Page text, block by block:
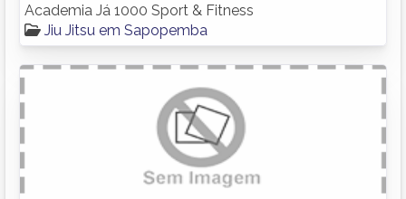
Academia Já 1000 Sport & Fitness
Jiu Jitsu em Sapopemba